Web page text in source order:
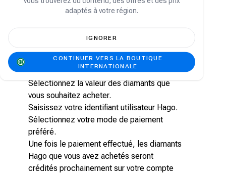
Comment recharger ses diamants Hago
sur Carry1st Shop ?
Visitez shop.carry1st.com
Rechargement direct de jeuxou recherchez
Hago Diamonds.
Sélectionnez la valeur des diamants que
vous souhaitez acheter.
Saisissez votre identifiant utilisateur Hago.
Sélectionnez votre mode de paiement
préféré.
Une fois le paiement effectué, les diamants
Hago que vous avez achetés seront
crédités prochainement sur votre compte
adaptés à votre région.
IGNORER
CONTINUER VERS LA BOUTIQUE
INTERNATIONALE